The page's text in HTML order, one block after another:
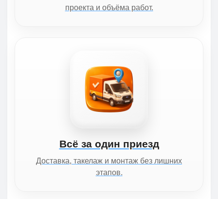
проекта и объёма работ.
Всё за один приезд
Доставка, такелаж и монтаж без лишних
этапов.